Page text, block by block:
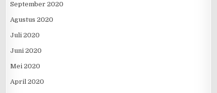
September 2020
Agustus 2020
Juli 2020
Juni 2020
Mei 2020
April 2020